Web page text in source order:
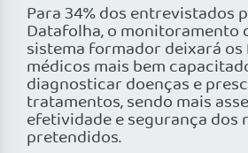
Para 34% dos entrevistados
Datafolha, o monitoramento
sistema formador deixará
médicos mais bem
diagnosticar doenças e
tratamentos, sendo mais
efetividade e segurança dos
pretendidos.